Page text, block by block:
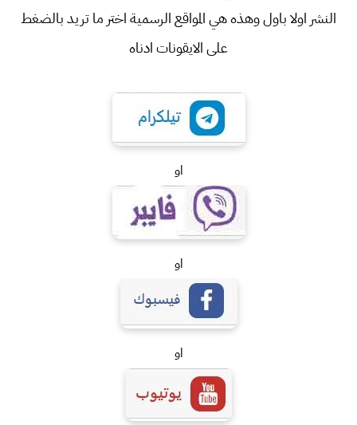
النشر اولا باول وهذه هي المواقع الرسمية اختر ما تريد بالضغط
على الايقونات ادناه
او
او
او